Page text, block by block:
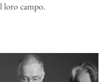
loro campo.